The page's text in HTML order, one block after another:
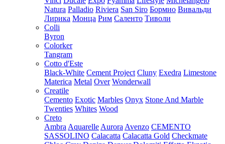
Natura Palladio Riviera San Siro Бормио Вивальди
Лирика Монца Рим Саленто Тиволи
Colli
Byron
Colorker
Tangram
Cotto d'Este
Black-White Cement Project Cluny Exedra Limestone
Materica Metal Over Wonderwall
Creatile
Cemento Exotic Marbles Onyx Stone And Marble
Twenties Whites Wood
Creto
Ambra Aquarelle Aurora Avenzo CEMENTO
SASSOLINO Calacatta Calacatta Gold Checkmate